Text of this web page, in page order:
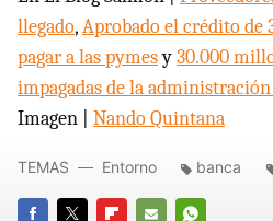
llegado,Aprobado el crédito de
pagar a las pymesy30.000
impagadas de la
Imagen | Nando Quintana
TEMAS Entorno banca